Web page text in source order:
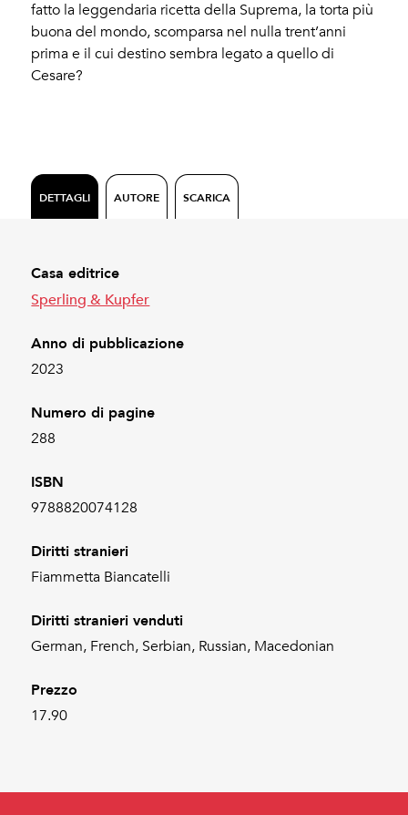
fatto la leggendaria ricetta della Suprema, la torta più
buona del mondo, scomparsa nel nulla trent’anni
prima e il cui destino sembra legato a quello di
Cesare?
DETTAGLI AUTORE SCARICA
Casa editrice
Sperling & Kupfer
Anno di pubblicazione
2023
Numero di pagine
288
ISBN
9788820074128
Diritti stranieri
Fiammetta Biancatelli
Diritti stranieri venduti
German, French, Serbian, Russian, Macedonian
Prezzo
17.90